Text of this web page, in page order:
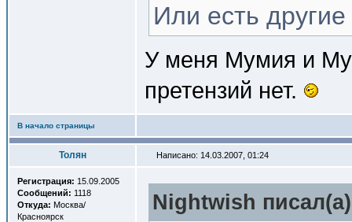
Или есть
У меня Мумия и
претензий нет.
В начало страницы
Толян Написано: 14.03.2007, 01:24
Регистрация: 15.09.2005
Сообщений: 1118
Откуда: Москва/
Красноярск
Nightwish